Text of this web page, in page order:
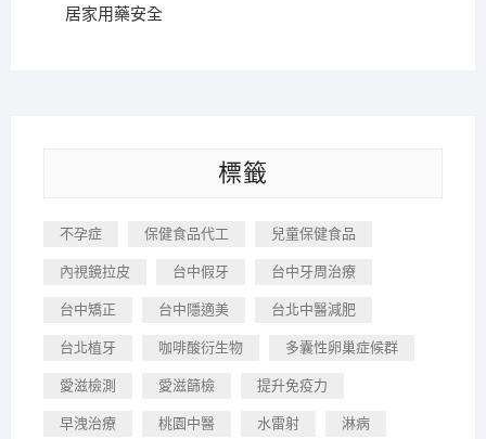
居家用藥安全
標籤
不孕症 保健食品代工 兒童保健食品
內視鏡拉皮 台中假牙 台中牙周治療
台中矯正 台中隱適美 台北中醫減肥
台北植牙 咖啡酸衍生物 多囊性卵巢症候群
愛滋檢測 愛滋篩檢 提升免疫力
早洩治療 桃園中醫 水雷射 淋病